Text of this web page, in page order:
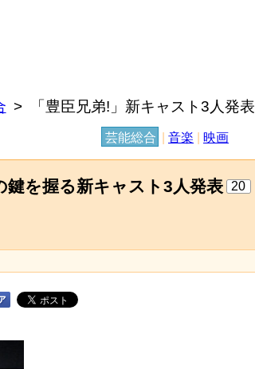
「豊臣兄弟!」新キャスト3人発表
芸能総合 音楽 映画
を握る新キャスト3人発表 20